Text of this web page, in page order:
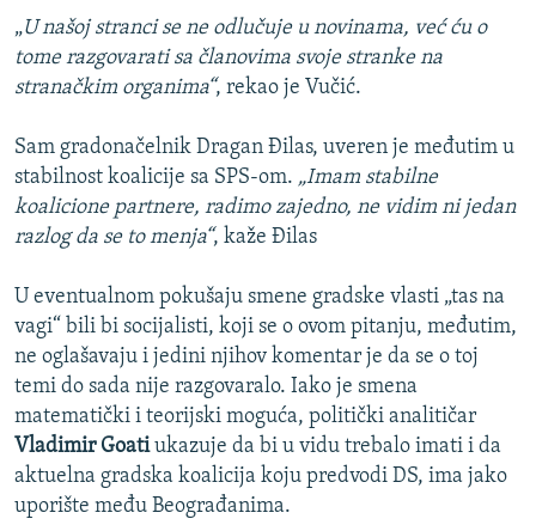
„U našoj stranci se ne odlučuje u novinama, već ću o
tome razgovarati sa članovima svoje stranke na
stranačkim organima“, rekao je Vučić.
Sam gradonačelnik Dragan Đilas, uveren je međutim u
stabilnost koalicije sa SPS-om. „Imam stabilne
koalicione partnere, radimo zajedno, ne vidim ni jedan
razlog da se to menja“, kaže Đilas
U eventualnom pokušaju smene gradske vlasti „tas na
vagi“ bili bi socijalisti, koji se o ovom pitanju, međutim,
ne oglašavaju i jedini njihov komentar je da se o toj
temi do sada nije razgovaralo. Iako je smena
matematički i teorijski moguća, politički analitičar
Vladimir Goatiukazuje da bi u vidu trebalo imati i da
aktuelna gradska koalicija koju predvodi DS, ima jako
uporište među Beograđanima.